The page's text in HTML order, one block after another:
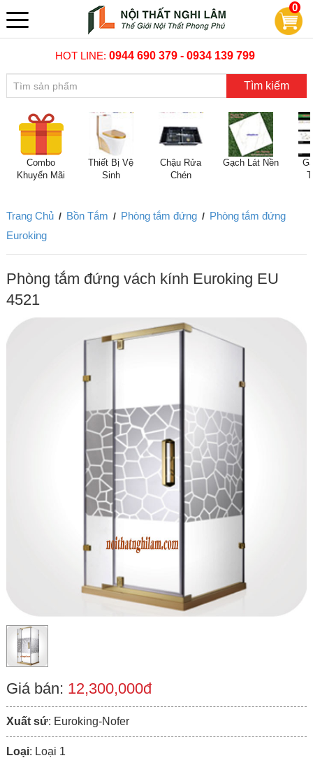
0
HOT LINE:0944 690 379 - 0934 139 799
Tìm kiếm
Combo
Khuyến Mãi
Thiết Bị Vệ
Sinh
Chậu Rửa
Chén
Gạch Lát Nền
Trang Chủ / Bồn Tắm / Phòng tắm đứng / Phòng tắm đứng
Euroking
Phòng tắm đứng vách kính Euroking EU
4521
Giá bán: 12,300,000đ
Xuất sứ: Euroking-Nofer
Loại: Loại 1